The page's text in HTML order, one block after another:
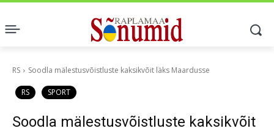
RS Soodla mälestusvõistluste kaksikvõit läks Maardusse
RS SPORT
Soodla mälestusvõistluste kaksikvõit